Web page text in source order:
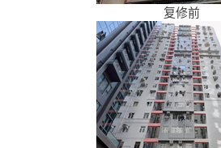
复修前